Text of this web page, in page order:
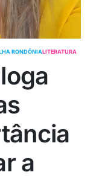
RONDÔNIALITERATURA
a